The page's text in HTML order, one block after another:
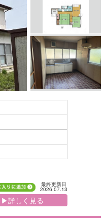
最終更新日
2026.07.13
▶詳しく見る